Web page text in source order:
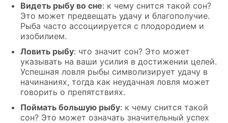
Видеть рыбу во сне: к чему снится такой сон?
Это может предвещать удачу и благополучие.
Рыба часто ассоциируется с плодородием и
изобилием.
Ловить рыбу: что значит сон? Это может
указывать на ваши усилия в достижении целей.
Успешная ловля рыбы символизирует удачу в
начинаниях, тогда как неудачная ловля может
говорить о препятствиях.
Поймать большую рыбу: к чему снится такой
сон? Это может означать значительный успех